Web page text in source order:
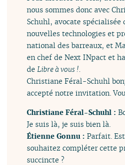
nous sommes donc avec
Schuhl, avocate spécialisée
nouvelles technologies et
national des barreaux, et
en chef de Next INpact et
deLibre à vous !.
Christiane Féral-Schuhl
accepté notre invitation.
Christiane Féral-Schuhl :
Je suis là, je suis bien là.
Étienne Gonnu :Parfait.
souhaitez compléter cette
succincte ?